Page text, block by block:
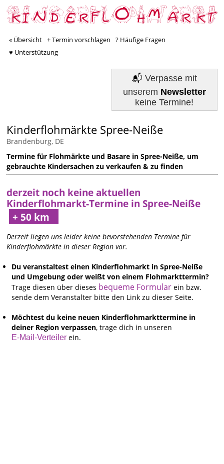
« Übersicht + Termin vorschlagen
? Häufige Fragen
♥ Unterstützung
📬 Verpasse mit
unserem Newsletter
keine Termine!
Kinderflohmärkte Spree-Neiße
Brandenburg, DE
Termine für Flohmärkte und Basare in Spree-Neiße, um
gebrauchte Kindersachen zu verkaufen & zu finden
derzeit noch keine aktuellen
Kinderflohmarkt-Termine in Spree-Neiße
Derzeit liegen uns leider keine bevorstehenden Termine für
Kinderflohmärkte in dieser Region vor.
Du veranstaltest einen Kinderflohmarkt in Spree-Neiße
und Umgebung oder weißt von einem Flohmarkttermin?
Trage diesen über dieses bequeme Formular ein bzw.
sende dem Veranstalter bitte den Link zu dieser Seite.
Möchtest du keine neuen Kinderflohmarkttermine in
deiner Region verpassen, trage dich in unseren
E-Mail-Verteiler ein.